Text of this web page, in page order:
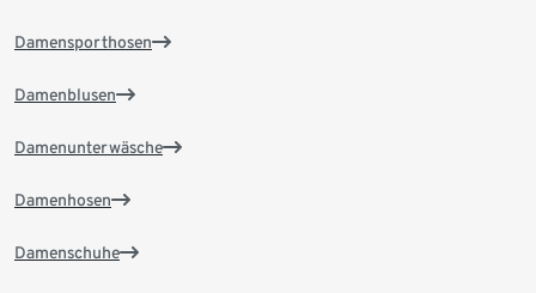
Damensporthosen
Damenblusen
Damenunterwäsche
Damenhosen
Damenschuhe